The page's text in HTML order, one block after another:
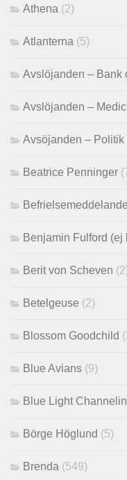
Athena (2)
Atlanterna (5)
Avslöjanden – Bank
Avslöjanden –
Avsöjanden –
Beatrice Penninger
Benjamin Fulford (ej
Berit von Scheven
Betelgeuse (2)
Blossom Goodchild
Blue Avians (9)
Blue Light
Börge Höglund (5)
Brenda (549)